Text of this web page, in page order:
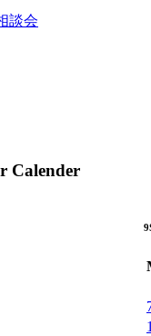
Calender
9